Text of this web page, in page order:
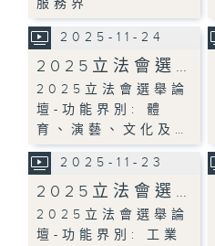
服務界
2025-11-24
2025立法會選…
2025立法會選舉論
壇-功能界別: 體
育、演藝、文化及…
2025-11-23
2025立法會選…
2025立法會選舉論
壇-功能界別: 工業